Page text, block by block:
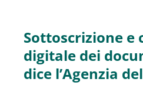
Sottoscrizione e
digitale dei
dice l’Agenzia